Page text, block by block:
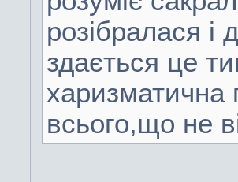
розібралася і
здається це
харизматична
всього,що не